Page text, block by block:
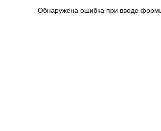
Обнаружена ошибка при вводе